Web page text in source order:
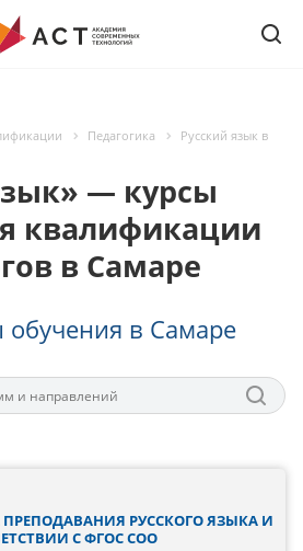
Педагогика
Русский язык в
— курсы
квалификации
в Самаре
в Самаре
РУССКОГО ЯЗЫКА И
С ФГОС СОО